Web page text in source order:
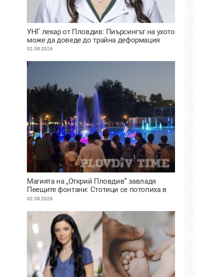
УНГ лекар от Пловдив: Пиърсингът на ухото
може да доведе до трайна деформация
02.08.2026
Магията на „Открий Пловдив” завладя
Пеещите фонтани: Стотици се потопиха в
историята на града под тепетата
02.08.2026